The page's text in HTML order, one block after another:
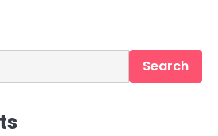
Search